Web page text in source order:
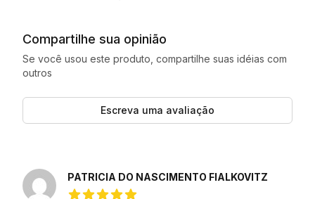
Compartilhe sua opinião
Se você usou este produto, compartilhe suas idéias com
outros
Escreva uma avaliação
Avaliações recentes
PATRICIA DO NASCIMENTO FIALKOVITZ